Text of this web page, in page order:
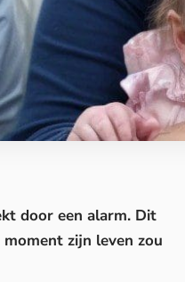
door een alarm. Dit
zijn leven zou